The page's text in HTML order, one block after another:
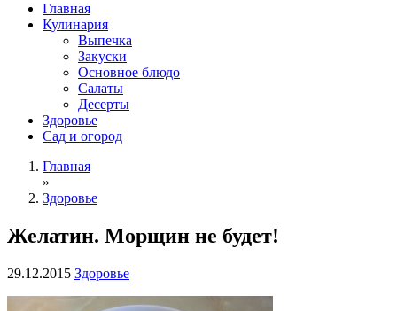
Главная
Кулинария
Выпечка
Закуски
Основное блюдо
Салаты
Десерты
Здоровье
Сад и огород
Главная
»
Здоровье
Желатин. Морщин не будет!
29.12.2015 Здоровье